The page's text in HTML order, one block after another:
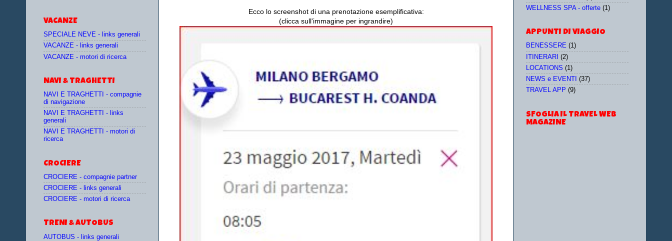
Ecco lo screenshot di una prenotazione esemplificativa:
(clicca sull'immagine per ingrandire)
VACANZE
SPECIALE NEVE - links generali
VACANZE - links generali
VACANZE - motori di ricerca
NAVI & TRAGHETTI
NAVI E TRAGHETTI - compagnie
di navigazione
NAVI E TRAGHETTI - links
generali
NAVI E TRAGHETTI - motori di
ricerca
CROCIERE
CROCIERE - compagnie partner
CROCIERE - links generali
CROCIERE - motori di ricerca
TRENI & AUTOBUS
AUTOBUS - links generali
WELLNESS SPA - offerte (1)
APPUNTI DI VIAGGIO
BENESSERE (1)
ITINERARI (2)
LOCATIONS (1)
NEWS e EVENTI
(37)
TRAVEL APP (9)
SFOGLIA IL TRAVEL WEB
MAGAZINE